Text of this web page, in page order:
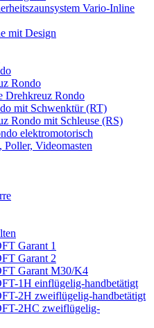
Vario-Inline
mit Design
Rondo
Drehkreuz Rondo
mit Schwenktür (RT)
Rondo mit Schleuse (RS)
elektromotorisch
Poller, Videomasten
Garant 1
Garant 2
Garant M30/K4
1H einflügelig-handbetätigt
2H zweiflügelig-handbetätigt
2HC zweiflügelig-